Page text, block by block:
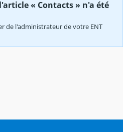
« Contacts » n'a été
de l'administrateur de votre ENT